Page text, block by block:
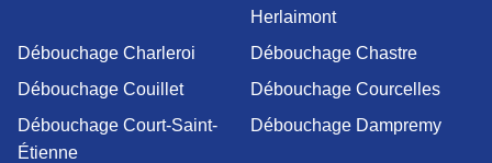
Herlaimont
Débouchage Charleroi
Débouchage Chastre
Débouchage Couillet
Débouchage Courcelles
Débouchage Court-Saint-
Étienne
Débouchage Dampremy